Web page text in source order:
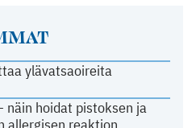
ylävatsaoireita
näin hoidat pistoksen ja
allergisen reaktion